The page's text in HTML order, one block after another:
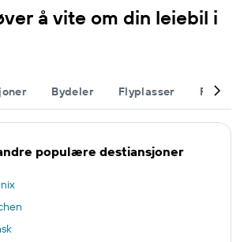
å vite om din leiebil i
Bydeler Flyplasser Fullfør
populære destiansjoner